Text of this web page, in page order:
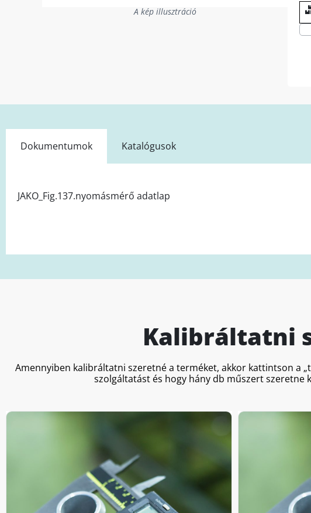
A kép illusztráció
Dokumentumok Katalógusok
JAKO_Fig.137.nyomásmérő adatlap
Kalibráltatni
Amennyiben kalibráltatni szeretné a terméket, akkor kattintson a
szolgáltatást és hogy hány db műszert